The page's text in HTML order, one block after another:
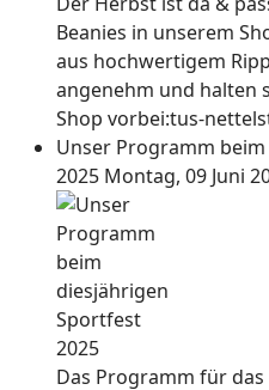
Beanies in unserem
aus hochwertigem
angenehm und halten
Shop vorbei:tus-
Unser Programm
2025 Montag, 09 Juni
Das Programm für